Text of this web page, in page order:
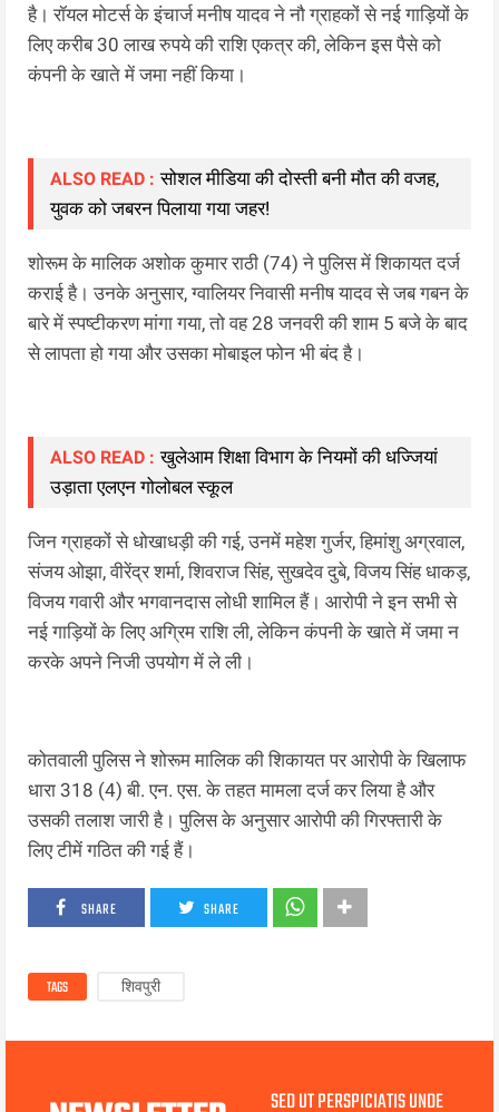
है। रॉयल मोटर्स के इंचार्ज मनीष यादव ने नौ ग्राहकों से नई गाड़ियों के
लिए करीब 30 लाख रुपये की राशि एकत्र की, लेकिन इस पैसे को
कंपनी के खाते में जमा नहीं किया।
ALSO READ : सोशल मीडिया की दोस्ती बनी मौत की वजह,
युवक को जबरन पिलाया गया जहर!
शोरूम के मालिक अशोक कुमार राठी (74) ने पुलिस में शिकायत दर्ज
कराई है। उनके अनुसार, ग्वालियर निवासी मनीष यादव से जब गबन के
बारे में स्पष्टीकरण मांगा गया, तो वह 28 जनवरी की शाम 5 बजे के बाद
से लापता हो गया और उसका मोबाइल फोन भी बंद है।
ALSO READ : खुलेआम शिक्षा विभाग के नियमों की धज्जियां
उड़ाता एलएन गोलोबल स्कूल
जिन ग्राहकों से धोखाधड़ी की गई, उनमें महेश गुर्जर, हिमांशु अग्रवाल,
संजय ओझा, वीरेंद्र शर्मा, शिवराज सिंह, सुखदेव दुबे, विजय सिंह धाकड़,
विजय गवारी और भगवानदास लोधी शामिल हैं। आरोपी ने इन सभी से
नई गाड़ियों के लिए अग्रिम राशि ली, लेकिन कंपनी के खाते में जमा न
करके अपने निजी उपयोग में ले ली।
कोतवाली पुलिस ने शोरूम मालिक की शिकायत पर आरोपी के खिलाफ
धारा 318 (4) बी. एन. एस. के तहत मामला दर्ज कर लिया है और
उसकी तलाश जारी है। पुलिस के अनुसार आरोपी की गिरफ्तारी के
लिए टीमें गठित की गई हैं।
SHARE SHARE
TAGS शिवपुरी
SED UT PERSPICIATIS UNDE